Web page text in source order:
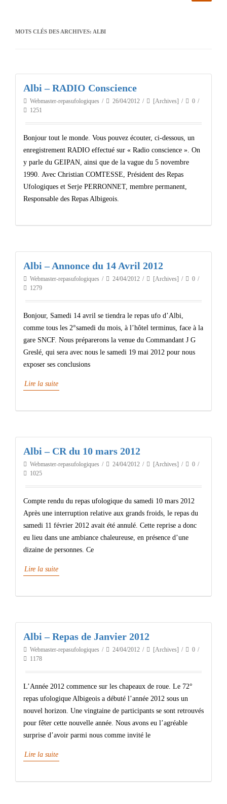
MOTS CLÉS DES ARCHIVES: ALBI
Albi – RADIO Conscience
Webmaster-repasufologiques 26/04/2012 [Archives]
0
1251
Bonjour tout le monde. Vous pouvez écouter, ci-dessous, un
enregistrement RADIO effectué sur « Radio conscience ». On
y parle du GEIPAN, ainsi que de la vague du 5 novembre
1990. Avec Christian COMTESSE, Président des Repas
Ufologiques et Serje PERRONNET, membre permanent,
Responsable des Repas Albigeois.
Albi – Annonce du 14 Avril 2012
Webmaster-repasufologiques 24/04/2012 [Archives]
0
1279
Bonjour, Samedi 14 avril se tiendra le repas ufo d’Albi,
comme tous les 2°samedi du mois, à l’hôtel terminus, face à la
gare SNCF. Nous préparerons la venue du Commandant J G
Greslé, qui sera avec nous le samedi 19 mai 2012 pour nous
exposer ses conclusions
Lire la suite
Albi – CR du 10 mars 2012
Webmaster-repasufologiques 24/04/2012 [Archives]
0
1025
Compte rendu du repas ufologique du samedi 10 mars 2012
Après une interruption relative aux grands froids, le repas du
samedi 11 février 2012 avait été annulé. Cette reprise a donc
eu lieu dans une ambiance chaleureuse, en présence d’une
dizaine de personnes. Ce
Lire la suite
Albi – Repas de Janvier 2012
Webmaster-repasufologiques 24/04/2012 [Archives]
0
1178
L’Année 2012 commence sur les chapeaux de roue. Le 72°
repas ufologique Albigeois a débuté l’année 2012 sous un
nouvel horizon. Une vingtaine de participants se sont retrouvés
pour fêter cette nouvelle année. Nous avons eu l’agréable
surprise d’avoir parmi nous comme invité le
Lire la suite